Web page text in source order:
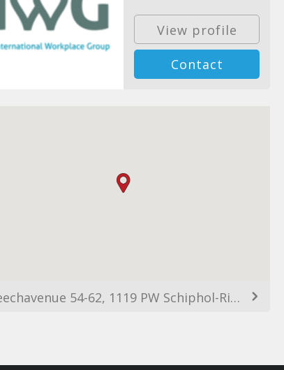
View profile
Contact
Beechavenue 54-62, 1119 PW Schiphol-Rijk, Netherlands